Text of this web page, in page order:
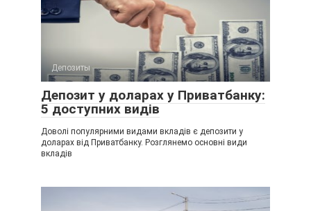
Депозиты
Депозит у доларах у Приватбанку:
5 доступних видів
Доволі популярними видами вкладів є депозити у
доларах від Приватбанку. Розглянемо основні види
вкладів